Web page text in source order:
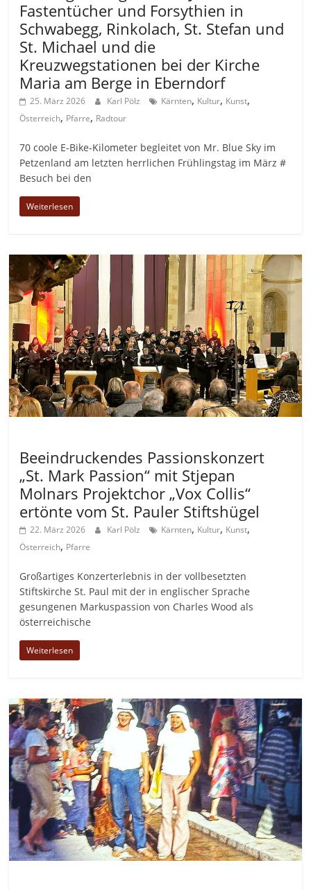
Fastentücher und Forsythien in
Schwabegg, Rinkolach, St. Stefan und
St. Michael und die
Kreuzwegstationen bei der Kirche
Maria am Berge in Eberndorf
25. März 2026 Karl Pölz Kärnten, Kultur, Kunst,
Österreich, Pfarre, Radtour
70 coole E-Bike-Kilometer begleitet von Mr. Blue Sky im
Petzenland am letzten herrlichen Frühlingstag im März #
Besuch bei den
Weiterlesen
Beeindruckendes Passionskonzert
„St. Mark Passion“ mit Stjepan
Molnars Projektchor „Vox Collis“
ertönte vom St. Pauler Stiftshügel
22. März 2026 Karl Pölz Kärnten, Kultur, Kunst,
Österreich, Pfarre
Großartiges Konzerterlebnis in der vollbesetzten
Stiftskirche St. Paul mit der in englischer Sprache
gesungenen Markuspassion von Charles Wood als
österreichische
Weiterlesen